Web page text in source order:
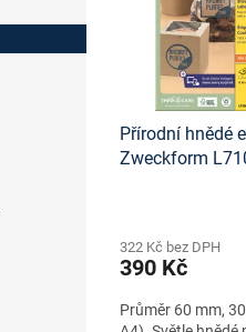
Přírodní hnědé
Zweckform
322 Kč bez DPH
390 Kč
Průměr 60 mm,